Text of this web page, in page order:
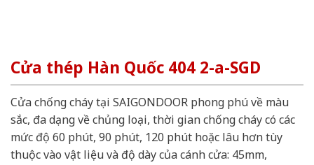
Cửa thép Hàn Quốc 404 2-a-SGD
Cửa chống cháy tại SAIGONDOOR phong phú về màu
sắc, đa dạng về chủng loại, thời gian chống cháy có các
mức độ 60 phút, 90 phút, 120 phút hoặc lâu hơn tùy
thuộc vào vật liệu và độ dày của cánh cửa: 45mm,